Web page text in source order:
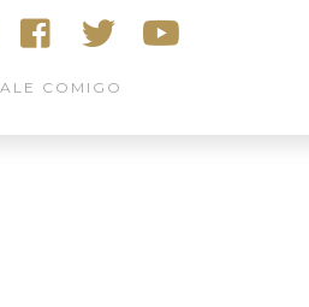
COMIGO